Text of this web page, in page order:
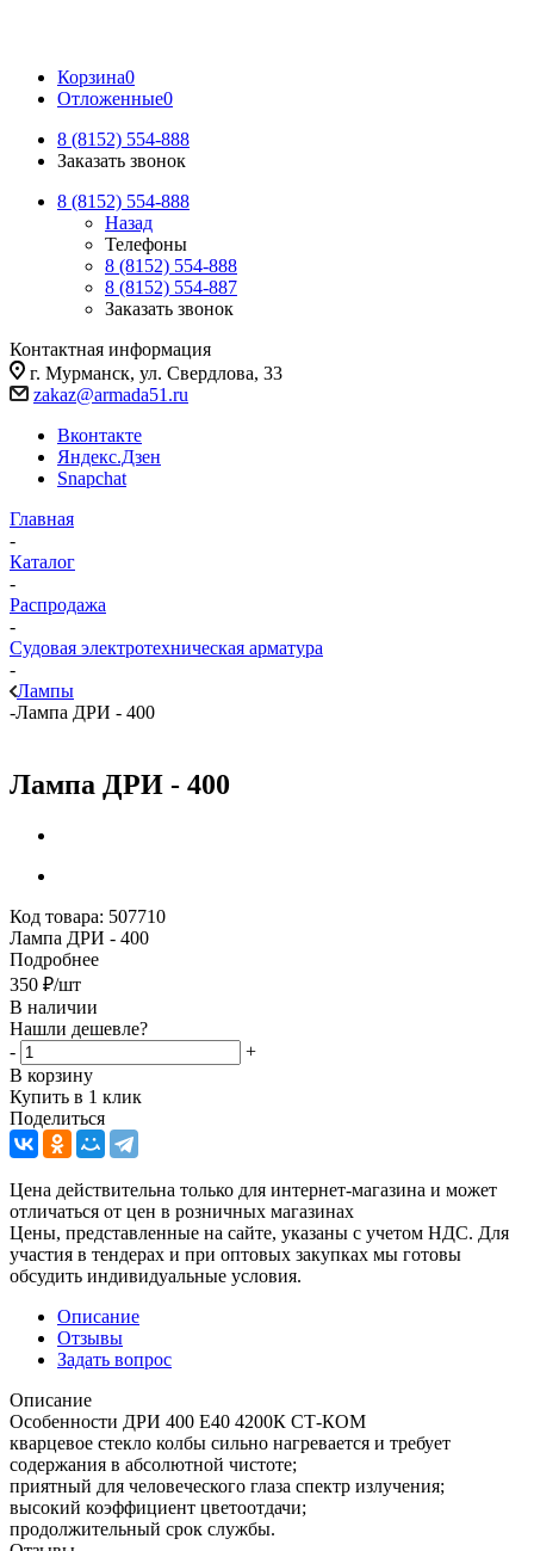
Корзина0
Отложенные0
8 (8152) 554-888
Заказать звонок
8 (8152) 554-888
Назад
Телефоны
8 (8152) 554-888
8 (8152) 554-887
Заказать звонок
Контактная информация
г. Мурманск, ул. Свердлова, 33
zakaz@armada51.ru
Вконтакте
Яндекс.Дзен
Snapchat
Главная
-
Каталог
-
Распродажа
-
Судовая электротехническая арматура
-
Лампы
-Лампа ДРИ - 400
Лампа ДРИ - 400
Код товара: 507710
Лампа ДРИ - 400
Подробнее
350 ₽/шт
В наличии
Нашли дешевле?
-
+
В корзину
Купить в 1 клик
Поделиться
Цена действительна только для интернет-магазина и может
отличаться от цен в розничных магазинах
Цены, представленные на сайте, указаны с учетом НДС. Для
участия в тендерах и при оптовых закупках мы готовы
обсудить индивидуальные условия.
Описание
Отзывы
Задать вопрос
Описание
Особенности ДРИ 400 Е40 4200К СТ-КОМ
кварцевое стекло колбы сильно нагревается и требует
содержания в абсолютной чистоте;
приятный для человеческого глаза спектр излучения;
высокий коэффициент цветоотдачи;
продолжительный срок службы.